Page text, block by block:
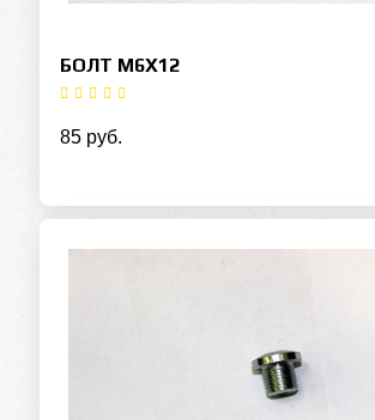
БОЛТ M6Х12
85 руб.